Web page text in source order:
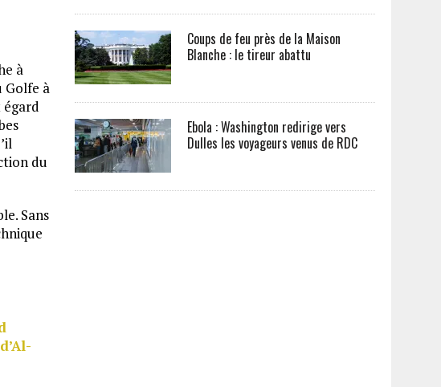
à
Golfe à
du
Sans
Coups de feu près de la Maison
Blanche : le tireur abattu
Ebola : Washington redirige vers
Dulles les voyageurs venus de RDC